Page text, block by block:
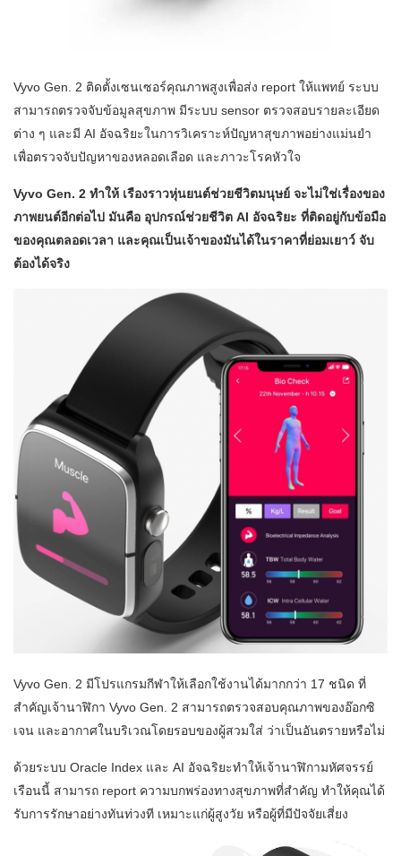
Vyvo Gen. 2 ติดตั้งเซนเซอร์คุณภาพสูงเพื่อส่ง report ให้แพทย์ ระบบ
สามารถตรวจจับข้อมูลสุขภาพ มีระบบ sensor ตรวจสอบรายละเอียด
ต่าง ๆ และมี AI อัจฉริยะในการวิเคราะห์ปัญหาสุขภาพอย่างแม่นยำ
เพื่อตรวจจับปัญหาของหลอดเลือด และภาวะโรคหัวใจ
Vyvo Gen. 2 ทำให้ เรืองราวหุ่นยนต์ช่วยชีวิตมนุษย์ จะไม่ใช่เรื่องของ
ภาพยนต์อีกต่อไป มันคือ อุปกรณ์ช่วยชีวิต AI อัจฉริยะ ที่ติดอยู่กับข้อมือ
ของคุณตลอดเวลา และคุณเป็นเจ้าของมันได้ในราคาที่ย่อมเยาว์ จับ
ต้องได้จริง
Vyvo Gen. 2 มีโปรแกรมกีฬาให้เลือกใช้งานได้มากกว่า 17 ชนิด ที่
สำคัญเจ้านาฬิกา Vyvo Gen. 2 สามารถตรวจสอบคุณภาพของอ๊อกซิ
เจน และอากาศในบริเวณโดยรอบของผู้สวมใส่ ว่าเป็นอันตรายหรือไม่
ด้วยระบบ Oracle Index และ AI อัจฉริยะทำให้เจ้านาฬิกามหัศจรรย์
เรือนนี้ สามารถ report ความบกพร่องทางสุขภาพที่สำคัญ ทำให้คุณได้
รับการรักษาอย่างทันท่วงที เหมาะแก่ผู้สูงวัย หรือผู้ที่มีปัจจัยเสี่ยง